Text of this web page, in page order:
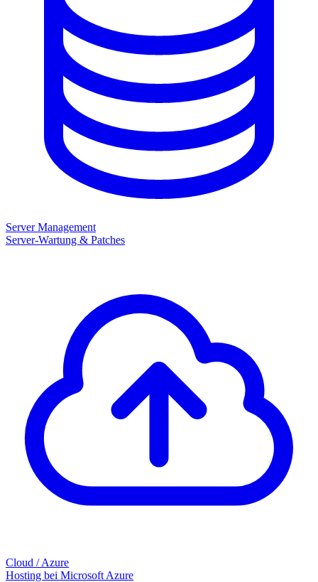
Server Management
Server-Wartung & Patches
Cloud / Azure
Hosting bei Microsoft Azure